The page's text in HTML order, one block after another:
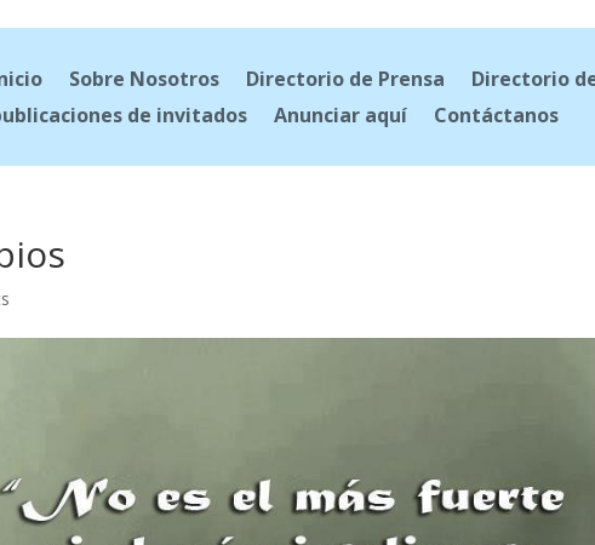
Sobre Nosotros Directorio de Prensa Directorio
de invitados
Anunciar aquí Contáctanos